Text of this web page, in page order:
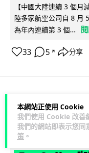
本網站正使用 Cookie
我們使用 Cookie 改善
我們的網站即表示您同
策 。
【中國大陸連續 3 個月
陸多家航空公司自 8 月
為年內連續第 3 個...
33 5 ↗ 分享
科技娛樂 生活科技
Lawton 1 日